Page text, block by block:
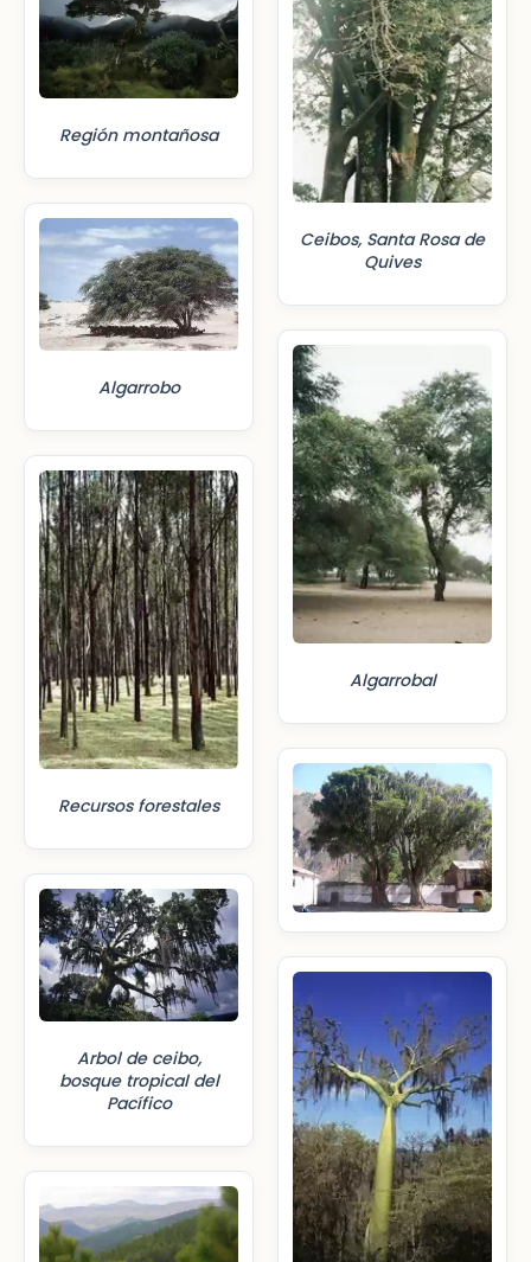
Región montañosa
Algarrobo
Recursos forestales
Arbol de ceibo,
bosque tropical del
Pacífico
Ceibos, Santa Rosa de
Quives
Algarrobal